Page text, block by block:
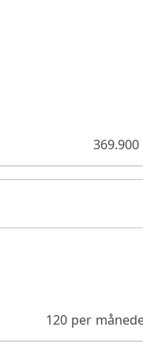
369.900
120 per